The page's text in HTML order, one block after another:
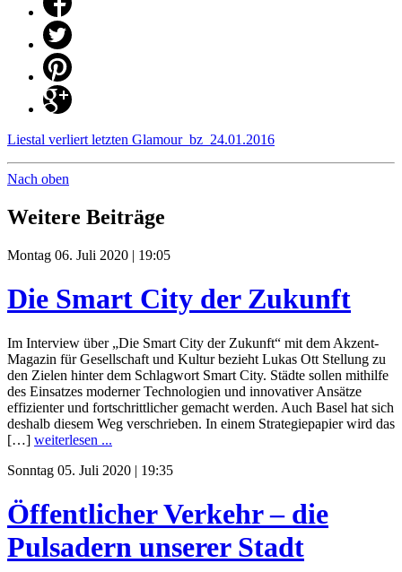
Liestal verliert letzten Glamour_bz_24.01.2016
Nach oben
Weitere Beiträge
Montag 06. Juli 2020 | 19:05
Die Smart City der Zukunft
Im Interview über „Die Smart City der Zukunft“ mit dem Akzent-
Magazin für Gesellschaft und Kultur bezieht Lukas Ott Stellung zu
den Zielen hinter dem Schlagwort Smart City. Städte sollen mithilfe
des Einsatzes moderner Technologien und innovativer Ansätze
effizienter und fortschrittlicher gemacht werden. Auch Basel hat sich
deshalb diesem Weg verschrieben. In einem Strategiepapier wird das
[…] weiterlesen ...
Sonntag 05. Juli 2020 | 19:35
Öffentlicher Verkehr – die
Pulsadern unserer Stadt